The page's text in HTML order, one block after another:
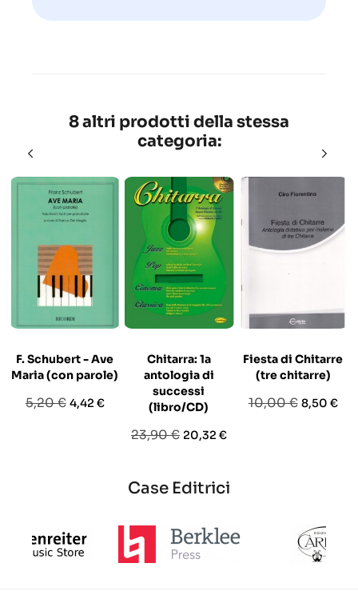
8 altri prodotti della stessa
categoria:
F. Schubert - Ave
Maria (con parole)
Prezzo
5,20 € Prezzo
4,42 €
Chitarra: 1a
antologia di
successi
(libro/CD)
Prezzo
23,90 € Prezzo
20,32 €
Fiesta di Chitarre
(tre chitarre)
Prezzo
10,00 € Prezzo
8,50 €
Case Editrici